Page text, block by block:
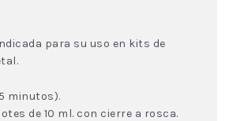
para su uso en kits de
minutos).
de 10 ml. con cierre a rosca.